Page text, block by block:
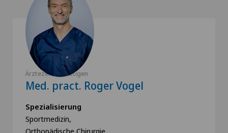
Ärztezentrum Ittigen
Med. pract. Roger Vogel
Spezialisierung
Sportmedizin,